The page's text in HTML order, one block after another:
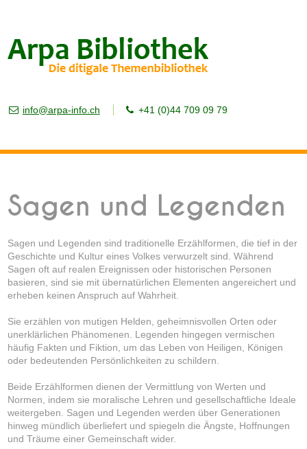
info@arpa-info.ch +41 (0)44 709 09 79
Sagen und Legenden
Sagen und Legenden sind traditionelle Erzählformen, die tief in der
Geschichte und Kultur eines Volkes verwurzelt sind. Während
Sagen oft auf realen Ereignissen oder historischen Personen
basieren, sind sie mit übernatürlichen Elementen angereichert und
erheben keinen Anspruch auf Wahrheit.
Sie erzählen von mutigen Helden, geheimnisvollen Orten oder
unerklärlichen Phänomenen. Legenden hingegen vermischen
häufig Fakten und Fiktion, um das Leben von Heiligen, Königen
oder bedeutenden Persönlichkeiten zu schildern.
Beide Erzählformen dienen der Vermittlung von Werten und
Normen, indem sie moralische Lehren und gesellschaftliche Ideale
weitergeben. Sagen und Legenden werden über Generationen
hinweg mündlich überliefert und spiegeln die Ängste, Hoffnungen
und Träume einer Gemeinschaft wider.